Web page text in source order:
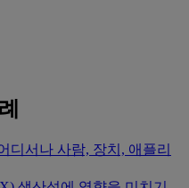
디서나 사람, 장치, 애플리